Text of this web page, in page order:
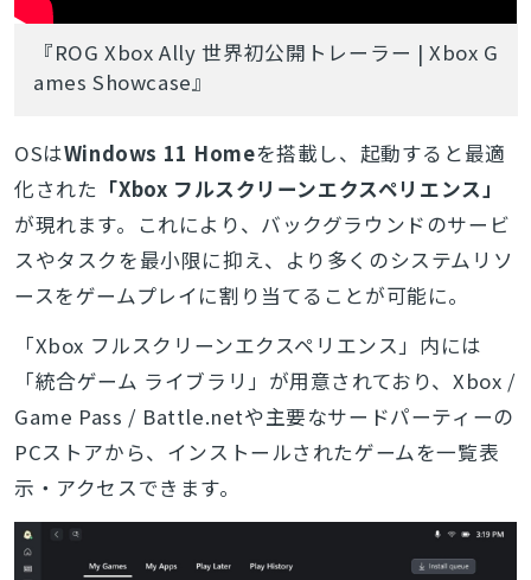
『ROG Xbox Ally 世界初公開トレーラー | Xbox G
ames Showcase』
OSはWindows 11 Homeを搭載し、起動すると最適
化された 「Xbox フルスクリーンエクスペリエンス」
が現れます。これにより、バックグラウンドのサービ
スやタスクを最小限に抑え、より多くのシステムリソ
ースをゲームプレイに割り当てることが可能に。
「Xbox フルスクリーンエクスペリエンス」内には
「統合ゲーム ライブラリ」が用意されており、Xbox /
Game Pass / Battle.netや主要なサードパーティーの
PCストアから、インストールされたゲームを一覧表
示・アクセスできます。